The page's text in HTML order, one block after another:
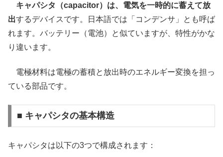
キャパシタ（capacitor） は、電気を一時的に蓄えて放
出するデバイスです。日本語では「コンデンサ」とも呼ば
れます。バッテリー（電池）と似ていますが、特性がかな
り違います。
電極材料は電極の蓄積と放出時のエネルギー変換を担っ
ている部品です。
■ キャパシタの基本構造
キャパシタは以下の3つで構成されます：